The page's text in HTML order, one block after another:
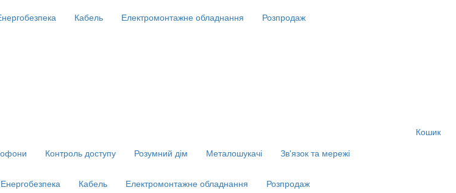
Кабель Електромонтажне обладнання Розпродаж
Контроль доступу Розумний дім Металошукачі Зв'язок та мережі
Енергобезпека Кабель Електромонтажне обладнання Розпродаж
Кошик